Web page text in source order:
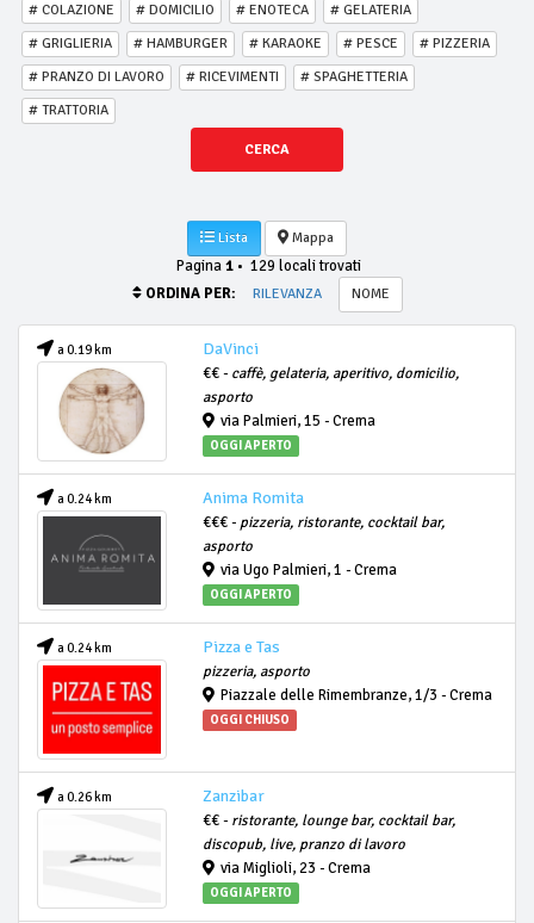
# COLAZIONE
# DOMICILIO # ENOTECA
# GELATERIA
# GRIGLIERIA
# HAMBURGER # KARAOKE # PESCE
# PIZZERIA
# PRANZO DI LAVORO
# RICEVIMENTI
# SPAGHETTERIA
# TRATTORIA
CERCA
Lista Mappa
Pagina1 • 129 locali trovati
ORDINA PER:
RILEVANZA NOME
a 0.19 km DaVinci
€€ - caffè, gelateria, aperitivo, domicilio,
asporto
via Palmieri, 15 - Crema
OGGI APERTO
a 0.24 km Anima Romita
€€€ - pizzeria, ristorante, cocktail bar,
asporto
via Ugo Palmieri, 1 - Crema
OGGI APERTO
a 0.24 km Pizza e Tas
pizzeria, asporto
Piazzale delle Rimembranze, 1/3 - Crema
OGGI CHIUSO
a 0.26 km Zanzibar
€€ - ristorante, lounge bar, cocktail bar,
discopub, live, pranzo di lavoro
via Miglioli, 23 - Crema
OGGI APERTO